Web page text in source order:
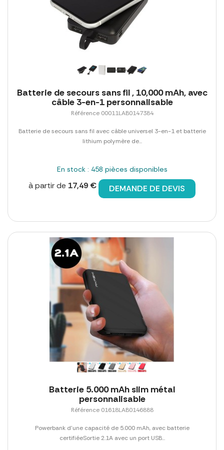
Batterie de secours sans fil , 10,000 mAh, avec
câble 3-en-1 personnalisable
Référence 00011LAB0147384
Batterie de secours sans fil avec câble universel 3-en-1 et batterie
lithium polymère de...
En stock : 458 pièces disponibles
à partir de 17,49 € DEMANDE DE DEVIS
Batterie 5.000 mAh slim métal
personnalisable
Référence 01618LAB0146888
Powerbank d'une capacité de 5.000 mAh, avec batterie
certifiéeSortie 2.1A avec un port USB...